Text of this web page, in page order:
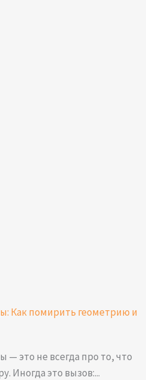
Как помирить геометрию и
это не всегда про то, что
Иногда это вызов:...